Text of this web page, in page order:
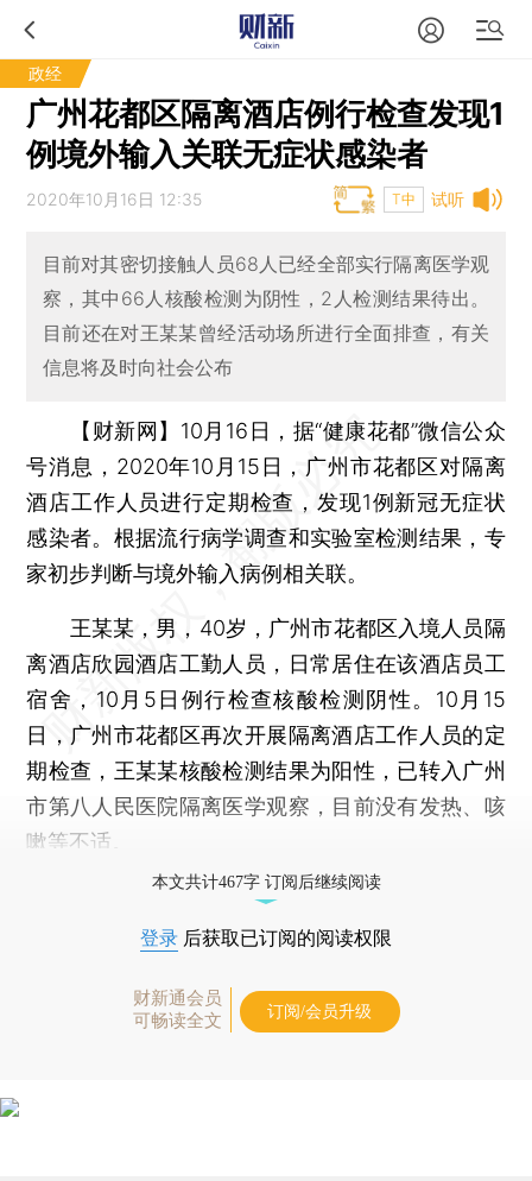
政经
广州花都区隔离酒店例行检查发现1
例境外输入关联无症状感染者
试听
2020年10月16日 12:35 T中
目前对其密切接触人员68人已经全部实行隔离医学观
察，其中66人核酸检测为阴性，2人检测结果待出。
目前还在对王某某曾经活动场所进行全面排查，有关
信息将及时向社会公布
【财新网】 10月16日，据“健康花都”微信公众
号消息，2020年10月15日，广州市花都区对隔离
酒店工作人员进行定期检查，发现1例新冠无症状
感染者。根据流行病学调查和实验室检测结果，专
家初步判断与境外输入病例相关联。
王某某，男，40岁，广州市花都区入境人员隔
离酒店欣园酒店工勤人员，日常居住在该酒店员工
宿舍，10月5日例行检查核酸检测阴性。10月15
日，广州市花都区再次开展隔离酒店工作人员的定
期检查，王某某核酸检测结果为阳性，已转入广州
市第八人民医院隔离医学观察，目前没有发热、咳
嗽等不适。
本文共计467字 订阅后继续阅读
登录 后获取已订阅的阅读权限
财新通会员
可畅读全文
订阅/会员升级